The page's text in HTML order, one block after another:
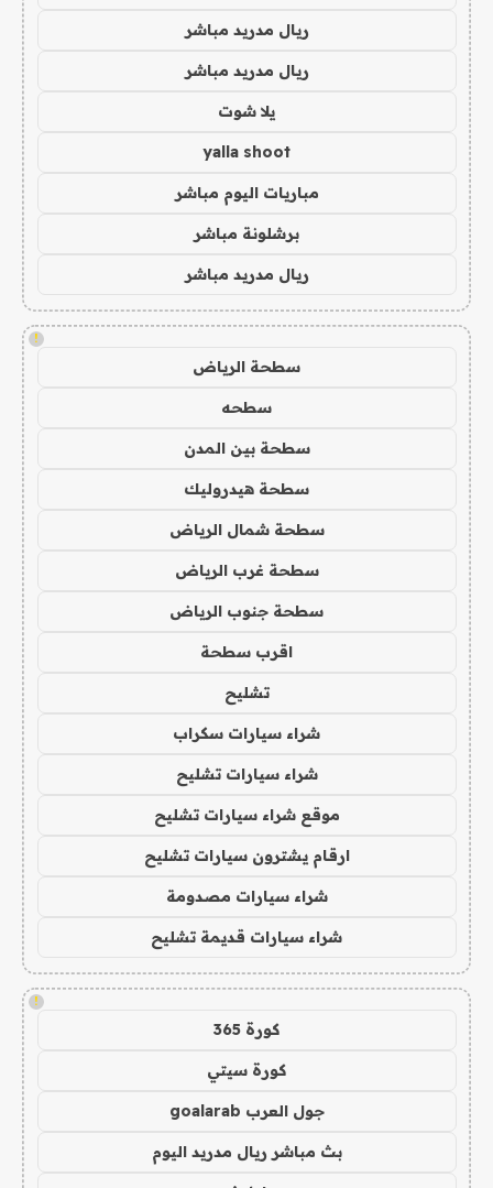
ريال مدريد مباشر
ريال مدريد مباشر
يلا شوت
yalla shoot
مباريات اليوم مباشر
برشلونة مباشر
ريال مدريد مباشر
!
سطحة الرياض
سطحه
سطحة بين المدن
سطحة هيدروليك
سطحة شمال الرياض
سطحة غرب الرياض
سطحة جنوب الرياض
اقرب سطحة
تشليح
شراء سيارات سكراب
شراء سيارات تشليح
موقع شراء سيارات تشليح
ارقام يشترون سيارات تشليح
شراء سيارات مصدومة
شراء سيارات قديمة تشليح
!
كورة 365
كورة سيتي
جول العرب goalarab
بث مباشر ريال مدريد اليوم